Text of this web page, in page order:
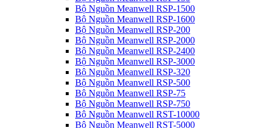
Bộ Nguồn Meanwell RSP-1500
Bộ Nguồn Meanwell RSP-1600
Bộ Nguồn Meanwell RSP-200
Bộ Nguồn Meanwell RSP-2000
Bộ Nguồn Meanwell RSP-2400
Bộ Nguồn Meanwell RSP-3000
Bộ Nguồn Meanwell RSP-320
Bộ Nguồn Meanwell RSP-500
Bộ Nguồn Meanwell RSP-75
Bộ Nguồn Meanwell RSP-750
Bộ Nguồn Meanwell RST-10000
Bộ Nguồn Meanwell RST-5000